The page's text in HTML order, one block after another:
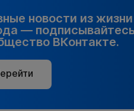
новости из
—
ВКонтакте.